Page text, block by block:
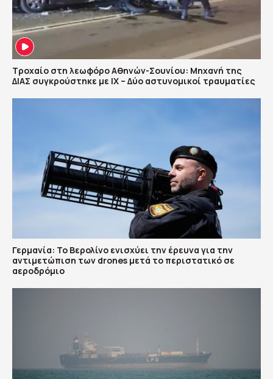
Τροχαίο στη λεωφόρο Αθηνών-Σουνίου: Μηχανή της
ΔΙΑΣ συγκρούστηκε με ΙΧ – Δύο αστυνομικοί τραυματίες
Γερμανία: Το Βερολίνο ενισχύει την έρευνα για την
αντιμετώπιση των drones μετά το περιστατικό σε
αεροδρόμιο